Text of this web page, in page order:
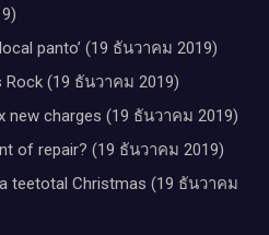
panto’ (19 ธันวาคม 2019)
Rock (19 ธันวาคม 2019)
charges (19 ธันวาคม 2019)
of repair? (19 ธันวาคม 2019)
teetotal Christmas (19 ธันวาคม